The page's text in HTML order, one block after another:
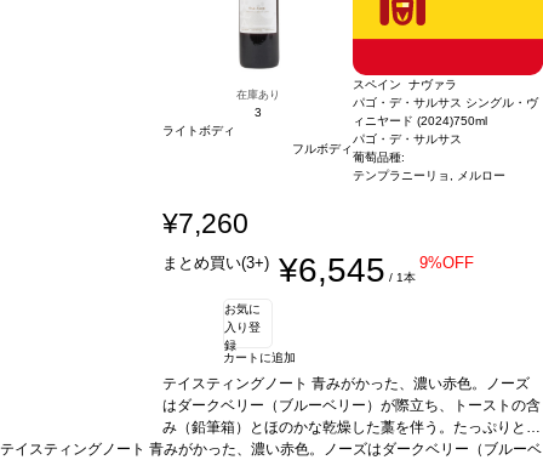
在庫あり
3
ライトボディ
フルボディ
スペイン ナヴァラ
パゴ・デ・サルサス シングル・ヴ
ィニヤード (2024)750ml
パゴ・デ・サルサス
葡萄品種:
テンプラニーリョ, メルロー
¥7,260
まとめ買い(3+) ¥6,545 / 1本
9%OFF
お気に
入り登
録
カートに追加
テイスティングノート青みがかった、濃い赤色。ノーズ
はダークベリー（ブルーベリー）が際立ち、トーストの含
み（鉛筆箱）とほのかな乾燥した藁を伴う。たっぷりとし
たボディの味わいは、重すぎず、フレッシュで素晴らしく
テイスティングノート 青みがかった、濃い赤色。ノーズはダークベリー（ブルーベ